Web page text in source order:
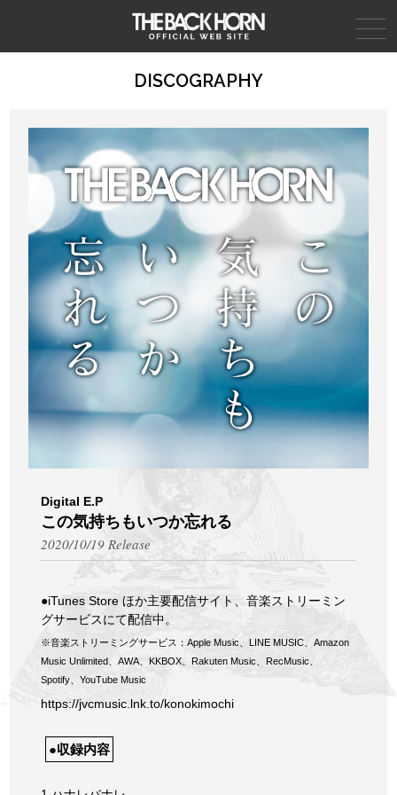
THE BACK HORN
DISCOGRAPHY
Digital E.P
この気持ちもいつか忘れる
2020/10/19 Release
●iTunes Store ほか主要配信サイト、音楽ストリーミン
グサービスにて配信中。
※音楽ストリーミングサービス：Apple Music、LINE MUSIC、Amazon
Music Unlimited、AWA、KKBOX、Rakuten Music、RecMusic、
Spotify、YouTube Music
https://jvcmusic.lnk.to/konokimochi
●収録内容